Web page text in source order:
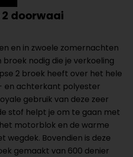
2 doorwaai
en in zwoele zomernachten
broek nodig die je verkoeling
2 broek heeft over het hele
en achterkant polyester
gebruik van deze zeer
stof helpt je om te gaan met
motorblok en de warme
wegdek. Bovendien is deze
gemaakt van 600 denier